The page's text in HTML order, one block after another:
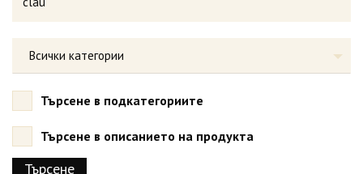
Всички категории
Търсене в подкатегориите
Търсене в описанието на продукта